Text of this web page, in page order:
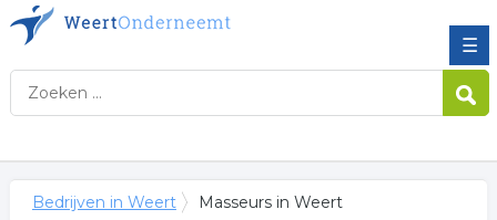
☰
Bedrijven in Weert Masseurs in Weert